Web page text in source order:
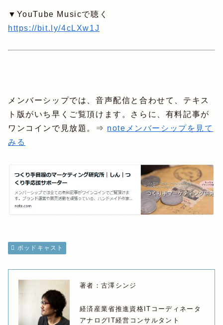
▼YouTube Musicで聴く
https://bit.ly/4cLXw1J
メンバーシップでは、音声配信と合わせて、テキス
ト版がいち早くご覧頂けます。さらに、有料記事が
ワンコインで見放題。⇒ noteメンバーシップを見て
みる
ポッドキャスト
著者：古澤シンジ
経済産業省推進資格ITコーディネータ
アナログIT経営コンサルタント